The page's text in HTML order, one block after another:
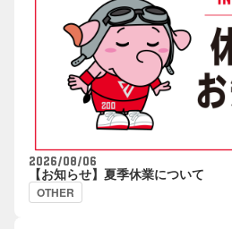
2026/08/06
【お知らせ】夏季休業について
OTHER